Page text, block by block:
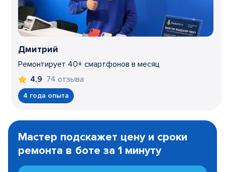
Дмитрий
Ремонтирует 40+ смартфонов в месяц
4,9 74 отзыва
4 года опыта
1
Мастер подскажет цену и сроки
ремонта в боте за 1 минуту